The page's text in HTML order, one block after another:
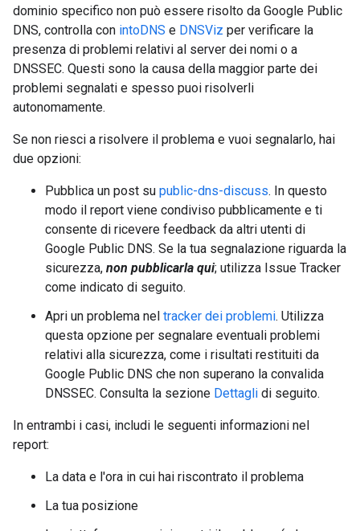
dominio specifico non può essere risolto da Google Public
DNS, controlla con intoDNS e DNSViz per verificare la
presenza di problemi relativi al server dei nomi o a
DNSSEC. Questi sono la causa della maggior parte dei
problemi segnalati e spesso puoi risolverli
autonomamente.
Se non riesci a risolvere il problema e vuoi segnalarlo, hai
due opzioni:
Pubblica un post su public-dns-discuss. In questo
modo il report viene condiviso pubblicamente e ti
consente di ricevere feedback da altri utenti di
Google Public DNS. Se la tua segnalazione riguarda la
sicurezza, non pubblicarla qui; utilizza Issue Tracker
come indicato di seguito.
Apri un problema nel tracker dei problemi. Utilizza
questa opzione per segnalare eventuali problemi
relativi alla sicurezza, come i risultati restituiti da
Google Public DNS che non superano la convalida
DNSSEC. Consulta la sezione Dettagli di seguito.
In entrambi i casi, includi le seguenti informazioni nel
report:
La data e l'ora in cui hai riscontrato il problema
La tua posizione